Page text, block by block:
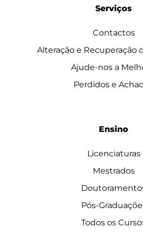
Serviços
Contactos
Alteração e Recuperação
Ajude-nos a
Perdidos e
Ensino
Licenciaturas
Mestrados
Pós-
Todos os